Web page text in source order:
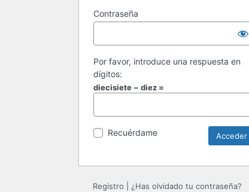
Contraseña
Por favor, introduce una respuesta en
dígitos:
diecisiete − diez =
Recuérdame
Registro ¿Has olvidado tu contraseña?